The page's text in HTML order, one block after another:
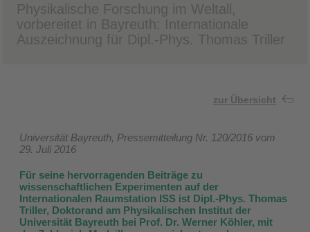
Physikalische Forschung im Weltall,
vorbereitet in Bayreuth: Internationale
Auszeichnung für Dipl.-Phys. Thomas Triller
zur Übersicht
Universität Bayreuth, Pressemitteilung Nr. 120/2016 vom
29. Juli 2016
Für seine hervorragenden Beiträge zu
wissenschaftlichen Experimenten auf der
Internationalen Raumstation ISS ist Dipl.-Phys. Thomas
Triller, Doktorand am Physikalischen Institut der
Universität Bayreuth bei Prof. Dr. Werner Köhler, mit